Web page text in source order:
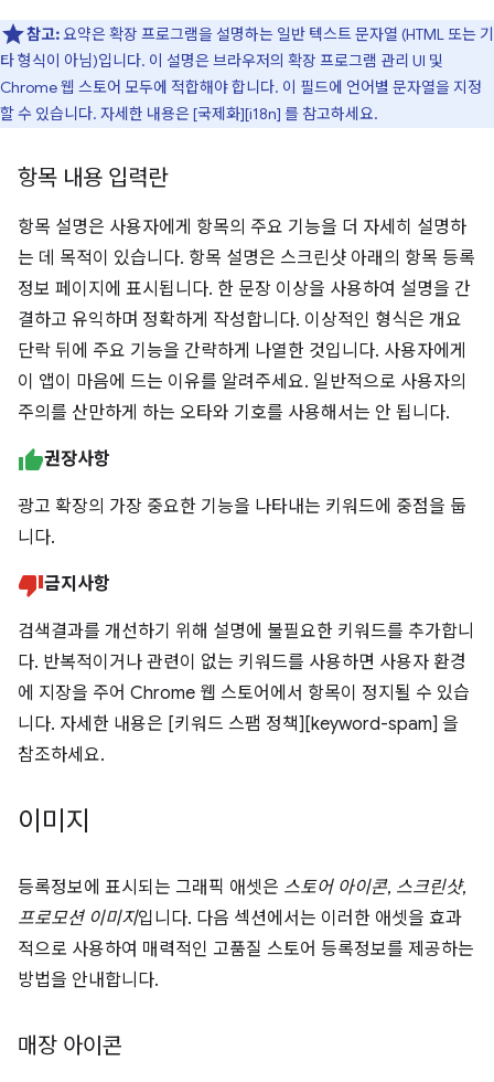
참고:요약은 확장 프로그램을 설명하는 일반 텍스트 문자열 (HTML 또는 기
타 형식이 아님)입니다. 이 설명은 브라우저의 확장 프로그램 관리 UI 및
Chrome 웹 스토어 모두에 적합해야 합니다. 이 필드에 언어별 문자열을 지정
할 수 있습니다. 자세한 내용은 [국제화][i18n] 를 참고하세요.
항목 내용 입력란
항목 설명은 사용자에게 항목의 주요 기능을 더 자세히 설명하
는 데 목적이 있습니다. 항목 설명은 스크린샷 아래의 항목 등록
정보 페이지에 표시됩니다. 한 문장 이상을 사용하여 설명을 간
결하고 유익하며 정확하게 작성합니다. 이상적인 형식은 개요
단락 뒤에 주요 기능을 간략하게 나열한 것입니다. 사용자에게
이 앱이 마음에 드는 이유를 알려주세요. 일반적으로 사용자의
주의를 산만하게 하는 오타와 기호를 사용해서는 안 됩니다.
권장사항
광고 확장의 가장 중요한 기능을 나타내는 키워드에 중점을 둡
니다.
금지사항
검색결과를 개선하기 위해 설명에 불필요한 키워드를 추가합니
다. 반복적이거나 관련이 없는 키워드를 사용하면 사용자 환경
에 지장을 주어 Chrome 웹 스토어에서 항목이 정지될 수 있습
니다. 자세한 내용은 [키워드 스팸 정책][keyword-spam] 을
참조하세요.
이미지
등록정보에 표시되는 그래픽 애셋은 스토어 아이콘, 스크린샷,
프로모션 이미지입니다. 다음 섹션에서는 이러한 애셋을 효과
적으로 사용하여 매력적인 고품질 스토어 등록정보를 제공하는
방법을 안내합니다.
매장 아이콘